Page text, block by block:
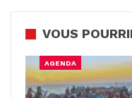
VOUS
AGENDA